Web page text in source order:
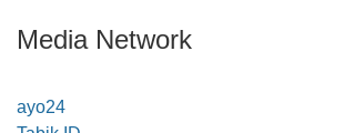
Media Network
ayo24